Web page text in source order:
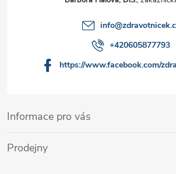
Informace pro vás
Prodejny
info@
+420605877793
https://www.facebook.com/